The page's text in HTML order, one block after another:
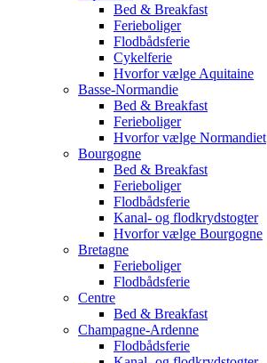
Bed & Breakfast
Ferieboliger
Flodbådsferie
Cykelferie
Hvorfor vælge Aquitaine
Basse-Normandie
Bed & Breakfast
Ferieboliger
Hvorfor vælge Normandiet
Bourgogne
Bed & Breakfast
Ferieboliger
Flodbådsferie
Kanal- og flodkrydstogter
Hvorfor vælge Bourgogne
Bretagne
Ferieboliger
Flodbådsferie
Centre
Bed & Breakfast
Champagne-Ardenne
Flodbådsferie